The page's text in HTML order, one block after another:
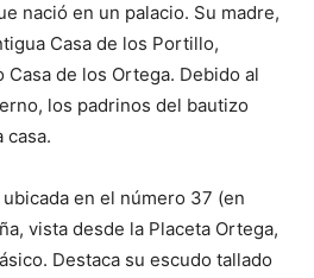
nació en un palacio. Su madre,
Casa de los Portillo,
de los Ortega. Debido al
los padrinos del bautizo
casa.
en el número 37 (en
vista desde la Placeta Ortega,
Destaca su escudo tallado